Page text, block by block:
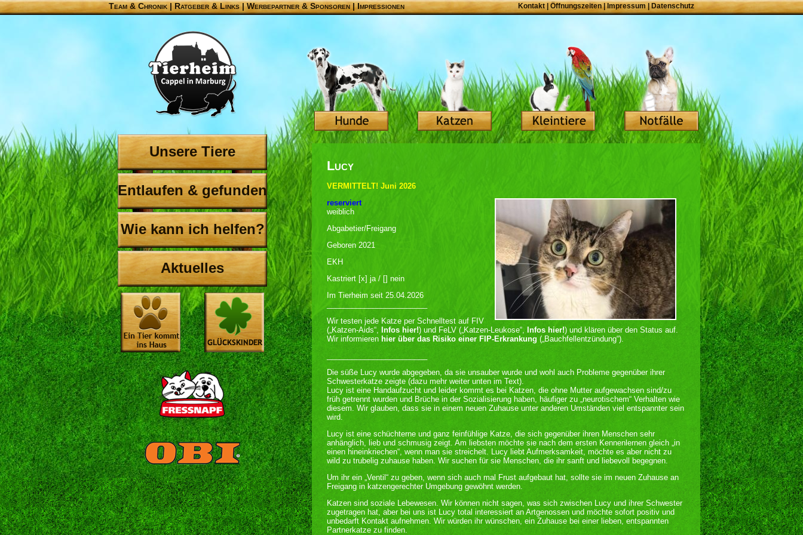
Team & Chronik |Ratgeber & Links|Werbepartner & Sponsoren|Impressionen Kontakt Öffnungszeiten| Impressum|Datenschutz
Unsere Tiere
Entlaufen & gefunden
Wie kann ich helfen?
Aktuelles
Lucy
VERMITTELT! Juni 2026
reserviert
weiblich
Abgabetier/Freigang
Geboren 2021
EKH
Kastriert [x] ja / [] nein
Im Tierheim seit 25.04.2026
Wir testen jede Katze per Schnelltest auf FIV
(„Katzen-Aids“, Infos hier!) und FeLV („Katzen-Leukose“, Infos hier!) und klären über den Status auf.
Wir informieren hier über das Risiko einer FIP-Erkrankung („Bauchfellentzündung“).
Die süße Lucy wurde abgegeben, da sie unsauber wurde und wohl auch Probleme gegenüber ihrer
Schwesterkatze zeigte (dazu mehr weiter unten im Text).
Lucy ist eine Handaufzucht und leider kommt es bei Katzen, die ohne Mutter aufgewachsen sind/zu
früh getrennt wurden und Brüche in der Sozialisierung haben, häufiger zu „neurotischem“ Verhalten wie
diesem. Wir glauben, dass sie in einem neuen Zuhause unter anderen Umständen viel entspannter sein
wird.
Lucy ist eine schüchterne und ganz feinfühlige Katze, die sich gegenüber ihren Menschen sehr
anhänglich, lieb und schmusig zeigt. Am liebsten möchte sie nach dem ersten Kennenlernen gleich „in
einen hineinkriechen“, wenn man sie streichelt. Lucy liebt Aufmerksamkeit, möchte es aber nicht zu
wild zu trubelig zuhause haben. Wir suchen für sie Menschen, die ihr sanft und liebevoll begegnen.
Um ihr ein „Ventil“ zu geben, wenn sich auch mal Frust aufgebaut hat, sollte sie im neuen Zuhause an
Freigang in katzengerechter Umgebung gewöhnt werden.
Katzen sind soziale Lebewesen. Wir können nicht sagen, was sich zwischen Lucy und ihrer Schwester
zugetragen hat, aber bei uns ist Lucy total interessiert an Artgenossen und möchte sofort positiv und
unbedarft Kontakt aufnehmen. Wir würden ihr wünschen, ein Zuhause bei einer lieben, entspannten
Partnerkatze zu finden.